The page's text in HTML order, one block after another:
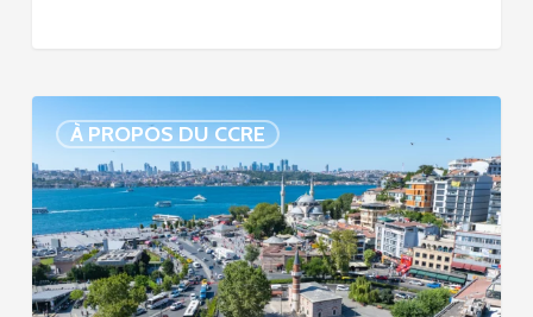
À PROPOS DU CCRE
la
maire
Sinem
Dedetaş